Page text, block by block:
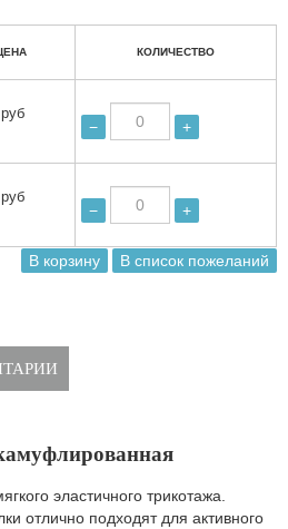
КОЛИЧЕСТВО
− +
− +
эластичного трикотажа.
отлично подходят для активного